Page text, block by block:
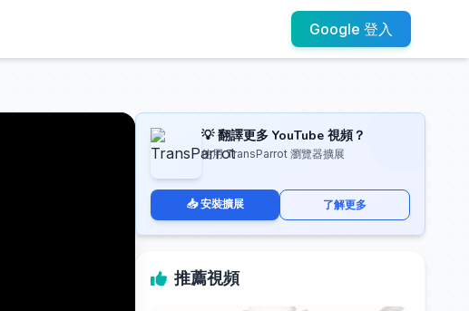
Google 登入
💡 翻譯更多 YouTube 視頻？
使用 TransParrot 瀏覽器擴展
📥 安裝擴展 了解更多
推薦視頻